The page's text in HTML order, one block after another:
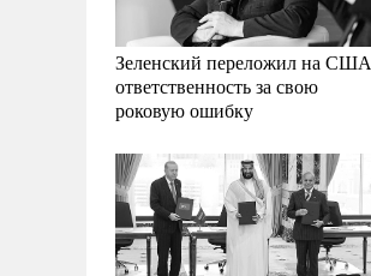
Зеленский переложил на США
ответственность за свою
роковую ошибку